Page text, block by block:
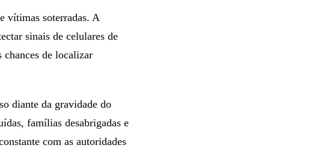
vítimas soterradas. A
sinais de celulares de
chances de localizar
diante da gravidade do
famílias desabrigadas e
com as autoridades